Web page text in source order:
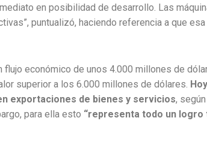
en posibilidad de desarrollo. Las
puntualizó, haciendo referencia a que
económico de unos 4.000 millones de
superior a los 6.000 millones de dólares.
exportaciones de bienes y servicios,
para ella esto “representa todo un logro